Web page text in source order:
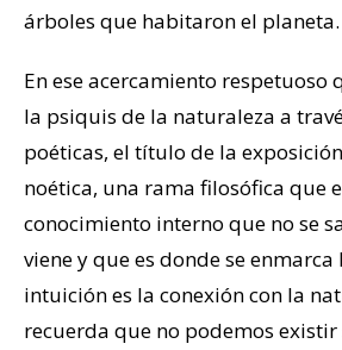
árboles que habitaron el planeta.
En ese acercamiento respetuoso
la psiquis de la naturaleza a
poéticas, el título de la
noética, una rama filosófica que
conocimiento interno que no se
viene y que es donde se
intuición es la conexión con la
recuerda que no podemos existir